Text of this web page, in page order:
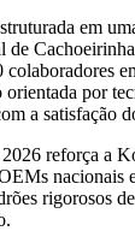
em
de
orientada por
a satisfação
reforça a
nacionais
rigorosos